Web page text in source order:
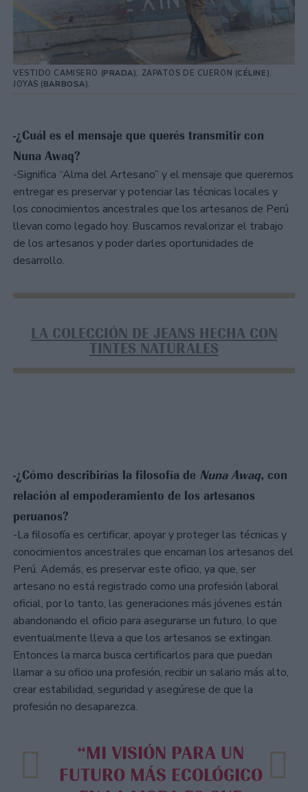
VESTIDO CAMISERO (PRADA), ZAPATOS DE CUERON (CÉLINE ),
JOYAS (BARBOSA).
-¿Cuál es el mensaje que querés transmitir con
Nuna Awaq?
-Significa “Alma del Artesano” y el mensaje que queremos
entregar es preservar y potenciar las técnicas locales y
los conocimientos ancestrales que los artesanos de Perú
llevan como legado hoy. Buscamos revalorizar el trabajo
de los artesanos y poder darles oportunidades de
desarrollo.
LA COLECCIÓN DE JEANS HECHA CON
TINTES NATURALES
-¿Cómo describirías la filosofía de Nuna Awaq, con
relación al empoderamiento de los artesanos
peruanos?
-La filosofía es certificar, apoyar y proteger las técnicas y
conocimientos ancestrales que encarnan los artesanos del
Perú. Además, es preservar este oficio, ya que, ser
artesano no está registrado como una profesión laboral
oficial, por lo tanto, las generaciones más jóvenes están
abandonando el oficio para asegurarse un futuro, lo que
eventualmente lleva a que los artesanos se extingan.
Entonces la marca busca certificarlos para que puedan
llamar a su oficio una profesión, recibir un salario más alto,
crear estabilidad, seguridad y asegúrese de que la
profesión no desaparezca.
“MI VISIÓN PARA UN
FUTURO MÁS ECOLÓGICO